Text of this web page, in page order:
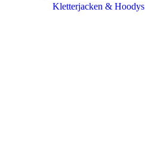
Kletterjacken & Hoodys